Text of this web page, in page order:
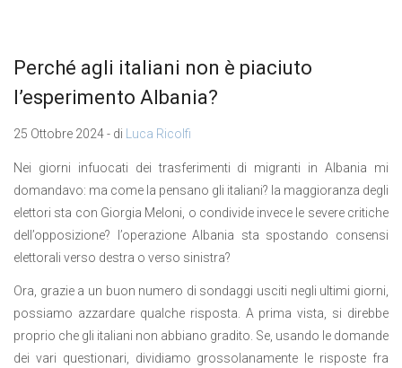
Perché agli italiani non è piaciuto
l’esperimento Albania?
25 Ottobre 2024 - di Luca Ricolfi
Nei giorni infuocati dei trasferimenti di migranti in Albania mi
domandavo: ma come la pensano gli italiani? la maggioranza degli
elettori sta con Giorgia Meloni, o condivide invece le severe critiche
dell’opposizione? l’operazione Albania sta spostando consensi
elettorali verso destra o verso sinistra?
Ora, grazie a un buon numero di sondaggi usciti negli ultimi giorni,
possiamo azzardare qualche risposta. A prima vista, si direbbe
proprio che gli italiani non abbiano gradito. Se, usando le domande
dei vari questionari, dividiamo grossolanamente le risposte fra